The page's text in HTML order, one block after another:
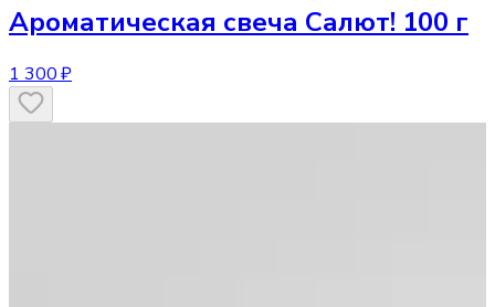
Ароматическая свеча Салют! 100 г
1 300 ₽